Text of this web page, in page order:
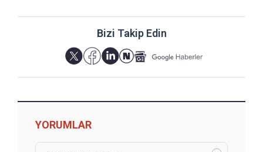
Bizi Takip Edin
YORUMLAR